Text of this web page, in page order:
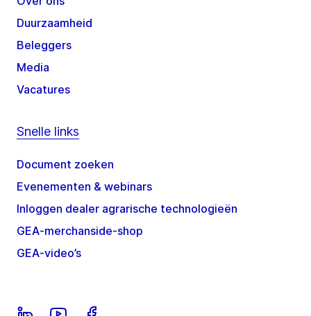
Duurzaamheid
Beleggers
Media
Vacatures
Snelle links
Document zoeken
Evenementen & webinars
Inloggen dealer agrarische technologieën
GEA-merchanside-shop
GEA-video’s